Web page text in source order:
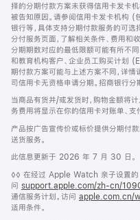
择的分期付款方案未获得信用卡发卡
被告知原因。请参阅信用卡发卡机构 (
银行等，具体支持分期付款服务的可
分付服务页面，了解相关条件、费用和
分期期数对应的最低限额可能有所不
和教育机构客户、企业员工购买计划
期付款方案可能与上述方案不同，详情
司信用卡无资格申请分期。招商银行
当商品有货并/或发货时，购物金额将
务费用将显示在你的信用卡对账单、支
产品按广告宣传价或标价提供分期付
送货服务。
此信息更新于 2026 年 7 月 30 日。
脚
注
◊◊ 在经过 Apple Watch 亲子设置的
问 support.apple.com/zh-cn/
通信服务计划。访问 apple.com.cn/
适用条件。